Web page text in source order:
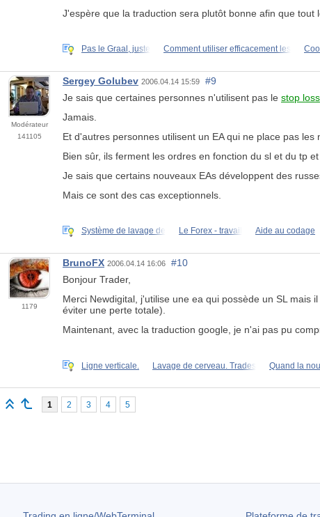
J'espère que la traduction sera plutôt bonne afin que tout
Pas le Graal, juste Comment utiliser efficacement les
Modérateur
141105
Sergey Golubev 2006.04.14 15:59
#9
Je sais que certaines personnes n'utilisent pas le stop loss
Jamais.
Et d'autres personnes utilisent un EA qui ne place pas
Bien sûr, ils ferment les ordres en fonction du sl et du tp
Je sais que certains nouveaux EAs développent des
Mais ce sont des cas exceptionnels.
Système de lavage de Le Forex - travail Aide au codage
1179
BrunoFX 2006.04.14 16:06
#10
Bonjour Trader,
Merci Newdigital, j'utilise une ea qui possède un SL mais
éviter une perte totale).
Maintenant, avec la traduction google, je n'ai pas pu
Ligne verticale. Lavage de cerveau. Trades Quand la
1 2 3 4 5